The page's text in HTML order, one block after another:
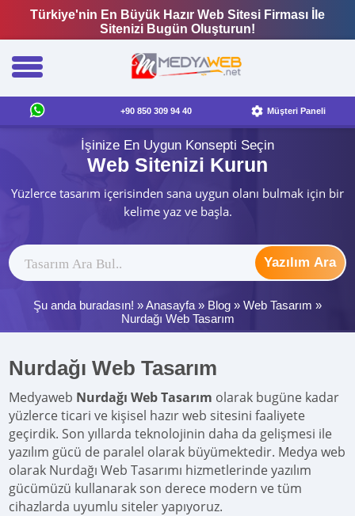
Türkiye'nin En Büyük Hazır Web Sitesi Firması İle
Sitenizi Bugün Oluşturun!
+90 850 309 94 40 Müşteri Paneli
İşinize En Uygun Konsepti Seçin
Web Sitenizi Kurun
Yüzlerce tasarım içerisinden sana uygun olanı bulmak için bir
kelime yaz ve başla.
Yazılım Ara
Şu anda buradasın! »Anasayfa » Blog » Web Tasarım »
Nurdağı Web Tasarım
Nurdağı Web Tasarım
Medyaweb Nurdağı Web Tasarım olarak bugüne kadar
yüzlerce ticari ve kişisel hazır web sitesini faaliyete
geçirdik. Son yıllarda teknolojinin daha da gelişmesi ile
yazılım gücü de paralel olarak büyümektedir. Medya web
olarak Nurdağı Web Tasarımı hizmetlerinde yazılım
gücümüzü kullanarak son derece modern ve tüm
cihazlarda uyumlu siteler yapıyoruz.